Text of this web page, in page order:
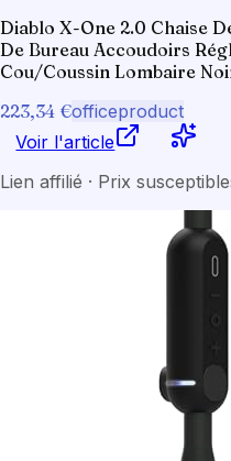
Diablo X-One 2.0 Chaise
De Bureau Accoudoirs
Cou/Coussin Lombaire
223,34 €officeproduct
Voir l'article
Lien affilié · Prix